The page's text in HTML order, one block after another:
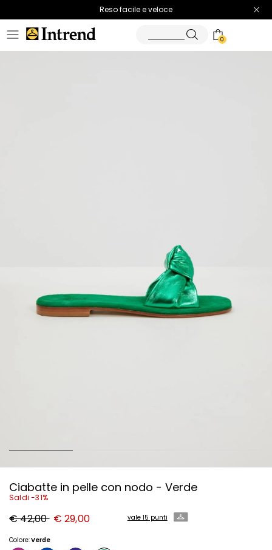
Spedizione gratuita
Reso facile e veloce
0
Ciabatte in pelle con nodo - Verde
Saldi -31%
Prezzo
originale
42,00
€ 42,00 Nuovo
prezzo
€ 29,00 vale 15 punti
Colore:Verde